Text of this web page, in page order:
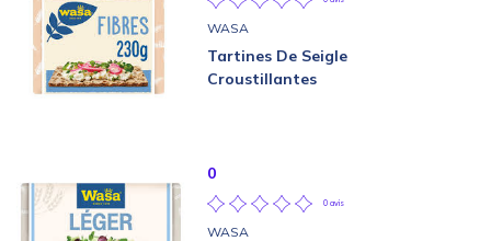
WASA
Tartines De Seigle
Croustillantes
0
0 avis
WASA